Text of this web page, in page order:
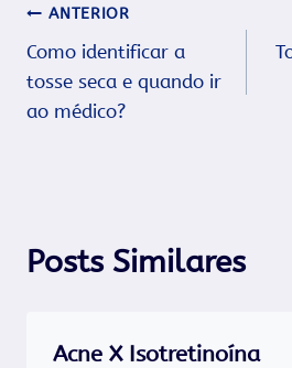
Navegação
de
Post
ANTERIOR
Como identificar a
tosse seca e quando ir
ao médico?
Posts Similares
Acne X Isotretinoína